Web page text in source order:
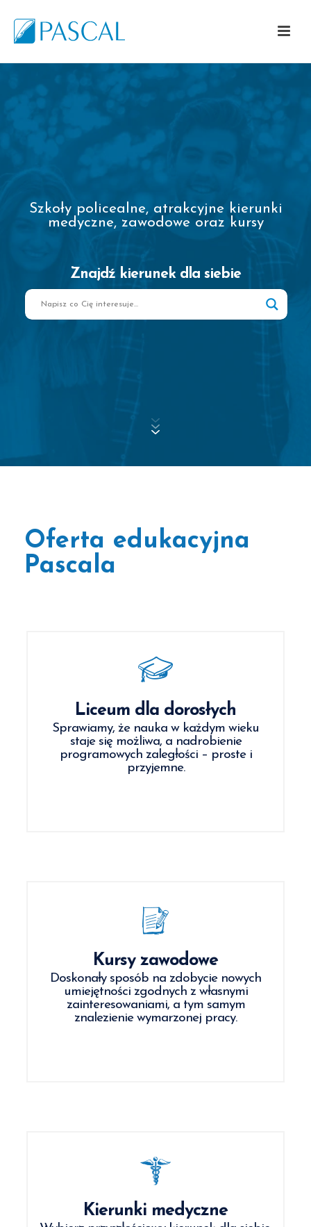
Szkoły policealne, atrakcyjne kierunki
medyczne, zawodowe oraz kursy
Znajdź kierunek dla siebie
Oferta edukacyjna
Pascala
Liceum dla dorosłych
Sprawiamy, że nauka w każdym wieku
staje się możliwa, a nadrobienie
programowych zaległości – proste i
przyjemne.
Kursy zawodowe
Doskonały sposób na zdobycie nowych
umiejętności zgodnych z własnymi
zainteresowaniami, a tym samym
znalezienie wymarzonej pracy.
Kierunki medyczne